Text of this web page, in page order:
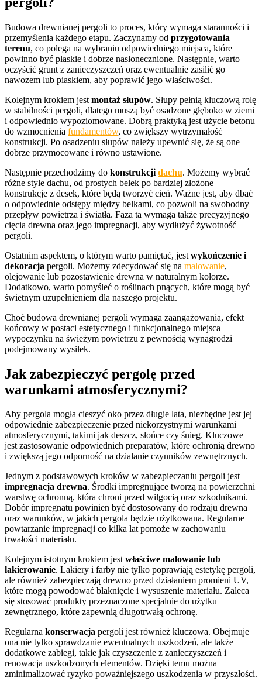
Budowa drewnianej pergoli to proces, który wymaga staranności i
przemyślenia każdego etapu. Zaczynamy od przygotowania
terenu, co polega na wybraniu odpowiedniego miejsca, które
powinno być płaskie i dobrze nasłonecznione. Następnie, warto
oczyścić grunt z zanieczyszczeń oraz ewentualnie zasilić go
nawozem lub piaskiem, aby poprawić jego właściwości.
Kolejnym krokiem jest montaż słupów. Słupy pełnią kluczową rolę
w stabilności pergoli, dlatego muszą być osadzone głęboko w ziemi
i odpowiednio wypoziomowane. Dobrą praktyką jest użycie betonu
do wzmocnienia fundamentów, co zwiększy wytrzymałość
konstrukcji. Po osadzeniu słupów należy upewnić się, że są one
dobrze przymocowane i równo ustawione.
Następnie przechodzimy do konstrukcji dachu. Możemy wybrać
różne style dachu, od prostych belek po bardziej złożone
konstrukcje z desek, które będą tworzyć cień. Ważne jest, aby dbać
o odpowiednie odstępy między belkami, co pozwoli na swobodny
przepływ powietrza i światła. Faza ta wymaga także precyzyjnego
cięcia drewna oraz jego impregnacji, aby wydłużyć żywotność
pergoli.
Ostatnim aspektem, o którym warto pamiętać, jest wykończenie i
dekoracja pergoli. Możemy zdecydować się na malowanie,
olejowanie lub pozostawienie drewna w naturalnym kolorze.
Dodatkowo, warto pomyśleć o roślinach pnących, które mogą być
świetnym uzupełnieniem dla naszego projektu.
Choć budowa drewnianej pergoli wymaga zaangażowania, efekt
końcowy w postaci estetycznego i funkcjonalnego miejsca
wypoczynku na świeżym powietrzu z pewnością wynagrodzi
podejmowany wysiłek.
Jak zabezpieczyć pergolę przed
warunkami atmosferycznymi?
Aby pergola mogła cieszyć oko przez długie lata, niezbędne jest jej
odpowiednie zabezpieczenie przed niekorzystnymi warunkami
atmosferycznymi, takimi jak deszcz, słońce czy śnieg. Kluczowe
jest zastosowanie odpowiednich preparatów, które ochronią drewno
i zwiększą jego odporność na działanie czynników zewnętrznych.
Jednym z podstawowych kroków w zabezpieczaniu pergoli jest
impregnacja drewna. Środki impregnujące tworzą na powierzchni
warstwę ochronną, która chroni przed wilgocią oraz szkodnikami.
Dobór impregnatu powinien być dostosowany do rodzaju drewna
oraz warunków, w jakich pergola będzie użytkowana. Regularne
powtarzanie impregnacji co kilka lat pomoże w zachowaniu
trwałości materiału.
Kolejnym istotnym krokiem jestwłaściwe malowanie lub
lakierowanie. Lakiery i farby nie tylko poprawiają estetykę pergoli,
ale również zabezpieczają drewno przed działaniem promieni UV,
które mogą powodować blaknięcie i wysuszenie materiału. Zaleca
się stosować produkty przeznaczone specjalnie do użytku
zewnętrznego, które zapewnią długotrwałą ochronę.
Regularna konserwacja pergoli jest również kluczowa. Obejmuje
ona nie tylko sprawdzanie ewentualnych uszkodzeń, ale także
dodatkowe zabiegi, takie jak czyszczenie z zanieczyszczeń i
renowacja uszkodzonych elementów. Dzięki temu można
zminimalizować ryzyko poważniejszego uszkodzenia w przyszłości.